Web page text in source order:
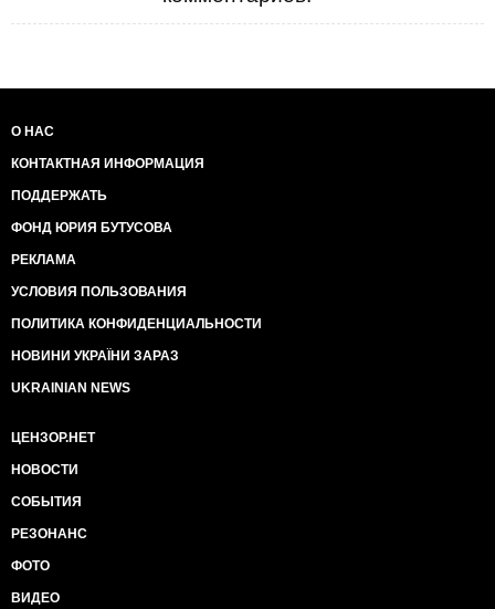
О НАС
КОНТАКТНАЯ ИНФОРМАЦИЯ
ПОДДЕРЖАТЬ
ФОНД ЮРИЯ БУТУСОВА
РЕКЛАМА
УСЛОВИЯ ПОЛЬЗОВАНИЯ
ПОЛИТИКА КОНФИДЕНЦИАЛЬНОСТИ
НОВИНИ УКРАЇНИ ЗАРАЗ
UKRAINIAN NEWS
ЦЕНЗОР.НЕТ
НОВОСТИ
СОБЫТИЯ
РЕЗОНАНС
ФОТО
ВИДЕО